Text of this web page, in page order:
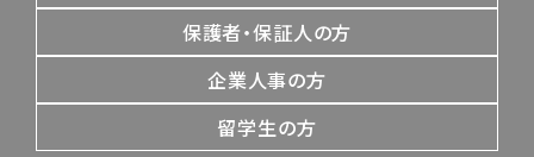
保護者・保証人の方
企業人事の方
留学生の方